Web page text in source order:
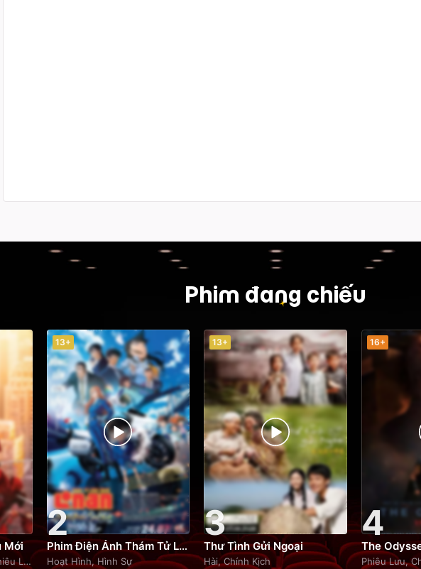
Phim đang chiếu
Mới
Khoa Học Viễn Tưởng, Phiêu Lưu
13+
2
Phim Điện Ảnh Thám Tử Lừng Danh Conan: Thiên Thần Sa Ngã Trên Xa Lộ
Hoạt Hình, Hình Sự
13+
3
Thư Tình Gửi Ngoại
Hài, Chính Kịch
16+
4
The
Phiêu Lưu,